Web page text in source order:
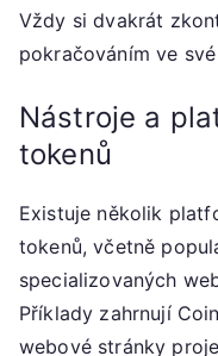
Vždy si dvakrát
pokračováním ve
Nástroje a
tokenů
Existuje několik
tokenů, včetně
specializovaných
Příklady zahrnují
webové stránky